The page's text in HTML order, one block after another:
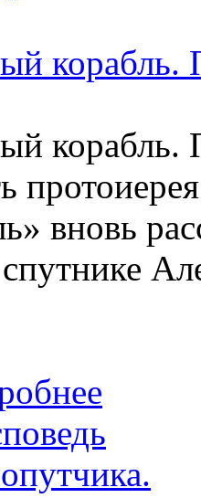
корабль.
корабль.
вновь